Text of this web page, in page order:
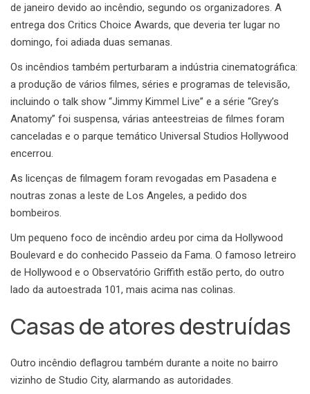
de janeiro devido ao incêndio, segundo os organizadores. A
entrega dos Critics Choice Awards, que deveria ter lugar no
domingo, foi adiada duas semanas.
Os incêndios também perturbaram a indústria cinematográfica:
a produção de vários filmes, séries e programas de televisão,
incluindo o talk show “Jimmy Kimmel Live” e a série “Grey’s
Anatomy” foi suspensa, várias anteestreias de filmes foram
canceladas e o parque temático Universal Studios Hollywood
encerrou.
As licenças de filmagem foram revogadas em Pasadena e
noutras zonas a leste de Los Angeles, a pedido dos
bombeiros.
Um pequeno foco de incêndio ardeu por cima da Hollywood
Boulevard e do conhecido Passeio da Fama. O famoso letreiro
de Hollywood e o Observatório Griffith estão perto, do outro
lado da autoestrada 101, mais acima nas colinas.
Casas de atores destruídas
Outro incêndio deflagrou também durante a noite no bairro
vizinho de Studio City, alarmando as autoridades.